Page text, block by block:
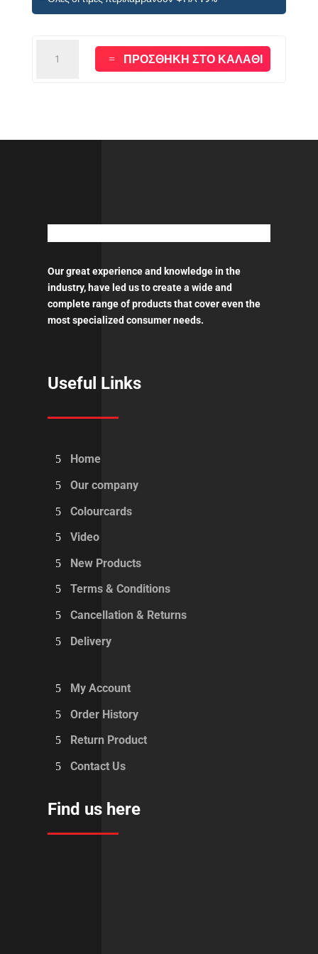
MAXIFILL
ΠΡΟΣΘΉΚΗ ΣΤΟ ΚΑΛΆΘΙ
Our great experience and knowledge in the
industry, have led us to create a wide and
complete range of products that cover even the
most specialized consumer needs.
Useful Links
Home
Our company
Colourcards
Video
New Products
Terms & Conditions
Cancellation & Returns
Delivery
My Account
Order History
Return Product
Contact Us
Find us here